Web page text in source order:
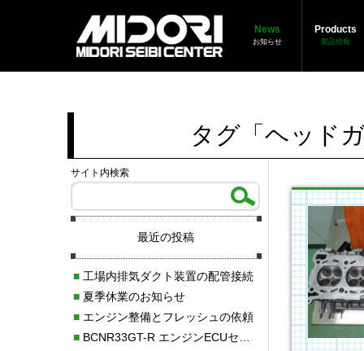
News
お知らせ
Products
製品情報
タグ「ヘッド
サイト内検索
最近の投稿
■工場内排気ダクト装置の配管接続
■夏季休業のお知らせ
■エンジン整備とフレッシュの依頼
■BCNR33GT-R エンジンECUセッティング調整